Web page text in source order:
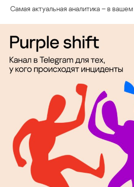
Самая актуальная аналитика – в